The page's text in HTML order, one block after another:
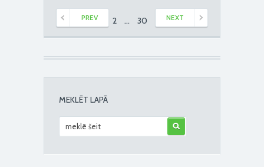
PREV NEXT
2 … 30
MEKLĒT LAPĀ